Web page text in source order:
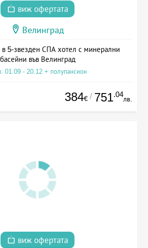
виж офертата
Велинград
5-звезден СПА хотел с минерални
басейни във Велинград
01.09 - 20.12 + полупансион
384€ / 751.04
лв.
виж офертата